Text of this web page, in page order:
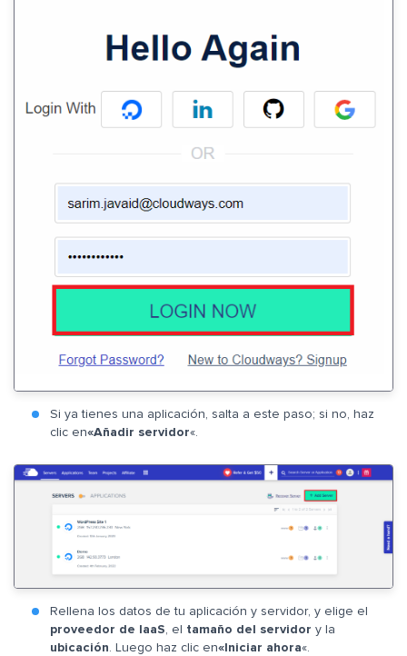
Si ya tienes una aplicación, salta a este paso; si no, haz
clic en«Añadir servidor«.
Rellena los datos de tu aplicación y servidor, y elige el
proveedor de IaaS, el tamaño del servidor y la
ubicación. Luego haz clic en«Iniciar ahora«.